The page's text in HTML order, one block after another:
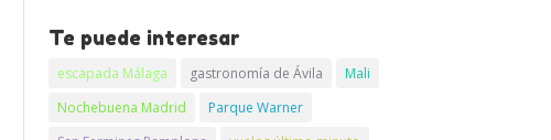
Te puede interesar
escapada Málaga gastronomía de Ávila
Mali
Nochebuena Madrid
Parque Warner